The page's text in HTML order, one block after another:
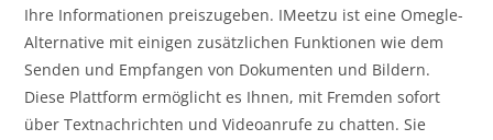
Ihre Informationen preiszugeben. IMeetzu ist eine Omegle-
Alternative mit einigen zusätzlichen Funktionen wie dem
Senden und Empfangen von Dokumenten und Bildern.
Diese Plattform ermöglicht es Ihnen, mit Fremden sofort
über Textnachrichten und Videoanrufe zu chatten. Sie